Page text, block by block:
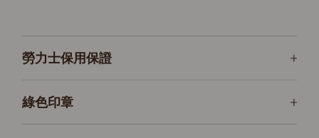
勞力士保用保證
綠色印章